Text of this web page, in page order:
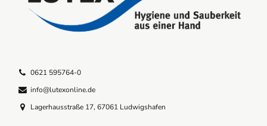
0621 595764-0
info@lutexonline.de
Lagerhausstraße 17, 67061 Ludwigshafen